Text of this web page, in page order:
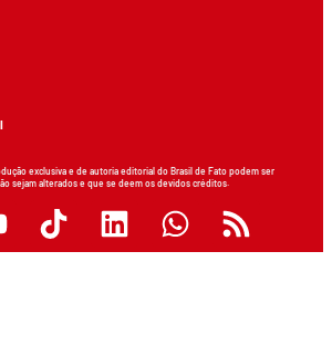
exclusiva e de autoria editorial do Brasil de Fato podem ser
sejam alterados e que se deem os devidos créditos.